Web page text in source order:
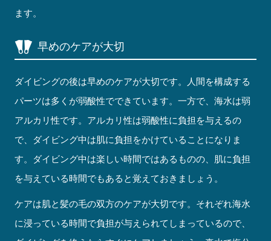
ます。
早めのケアが大切
ダイビングの後は早めのケアが大切です。人間を構成する
パーツは多くが弱酸性でできています。一方で、海水は弱
アルカリ性です。アルカリ性は弱酸性に負担を与えるの
で、ダイビング中は肌に負担をかけていることになりま
す。ダイビング中は楽しい時間ではあるものの、肌に負担
を与えている時間でもあると覚えておきましょう。
ケアは肌と髪の毛の双方のケアが大切です。それぞれ海水
に浸っている時間で負担が与えられてしまっているので、